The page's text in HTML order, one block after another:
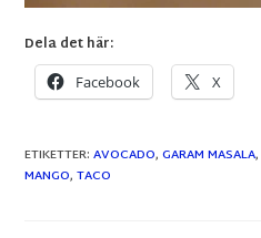
Dela det här:
Facebook X
ETIKETTER:AVOCADO, GARAM MASALA,
MANGO, TACO